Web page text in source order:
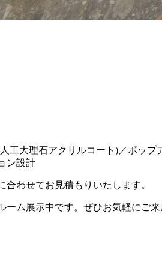
工大理石アクリルコート)／ポッ
ン設計
わせてお見積もりいたします。
ム展示中です。ぜひお気軽にご来